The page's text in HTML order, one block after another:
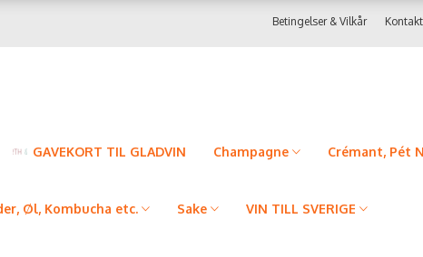
Betingelser & Vilkår
GAVEKORT TIL GLADVIN Champagne Crémant, Pét
Øl, Kombucha etc. Sake VIN TILL SVERIGE